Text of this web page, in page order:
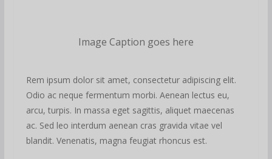
Image Caption goes here
Rem ipsum dolor sit amet, consectetur adipiscing elit.
Odio ac neque fermentum morbi. Aenean lectus eu,
arcu, turpis. In massa eget sagittis, aliquet maecenas
ac. Sed leo interdum aenean cras gravida vitae vel
blandit. Venenatis, magna feugiat rhoncus est.